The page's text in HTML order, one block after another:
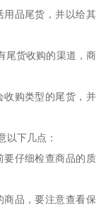
用品尾货，并以给其
尾货收购的渠道，商
收购类型的尾货，并
以下几点：
要仔细检查商品的质
商品，要注意查看保